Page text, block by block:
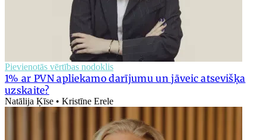
Pievienotās vērtības nodoklis
1% ar PVN apliekamo darījumu un jāveic atsevišķa
uzskaite?
Natālija Ķīse • Kristīne Erele